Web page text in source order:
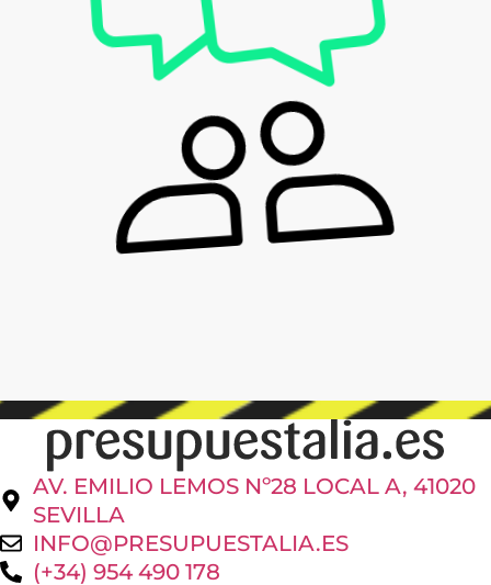
AV. EMILIO LEMOS Nº28 LOCAL A, 41020
SEVILLA
INFO@PRESUPUESTALIA.ES
(+34) 954 490 178